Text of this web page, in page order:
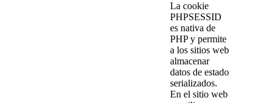
La cookie
PHPSESSID
es nativa de
PHP y permite
a los sitios web
almacenar
datos de estado
serializados.
En el sitio web